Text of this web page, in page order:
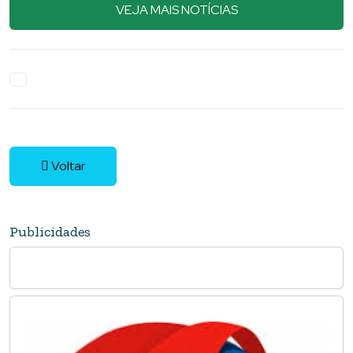
VEJA MAIS NOTÍCIAS
Voltar
Publicidades